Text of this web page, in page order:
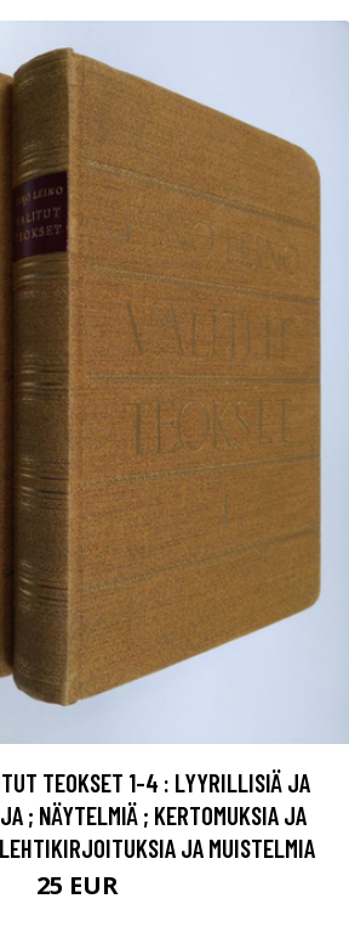
TEOKSET 1-4 : LYYRILLISIÄ JA
; NÄYTELMIÄ ; KERTOMUKSIA JA
JA MUISTELMIA
25 EUR